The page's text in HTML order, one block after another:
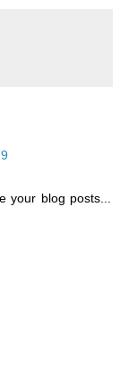
your blog posts...